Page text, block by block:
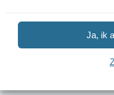
Ja, ik